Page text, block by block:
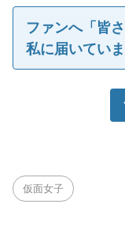
ファンへ「皆
私に届いてい
仮面女子